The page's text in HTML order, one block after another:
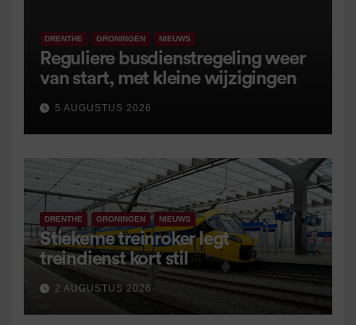
DRENTHE GRONINGEN NIEUWS
Reguliere busdienstregeling weer
van start, met kleine wijzigingen
5 AUGUSTUS 2026
DRENTHE GRONINGEN NIEUWS
Stiekeme treinroker legt
treindienst kort stil
2 AUGUSTUS 2026